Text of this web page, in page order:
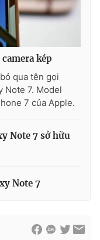
kép
qua tên gọi
Note 7. Model
7 của Apple.
Note 7 sở hữu
Note 7